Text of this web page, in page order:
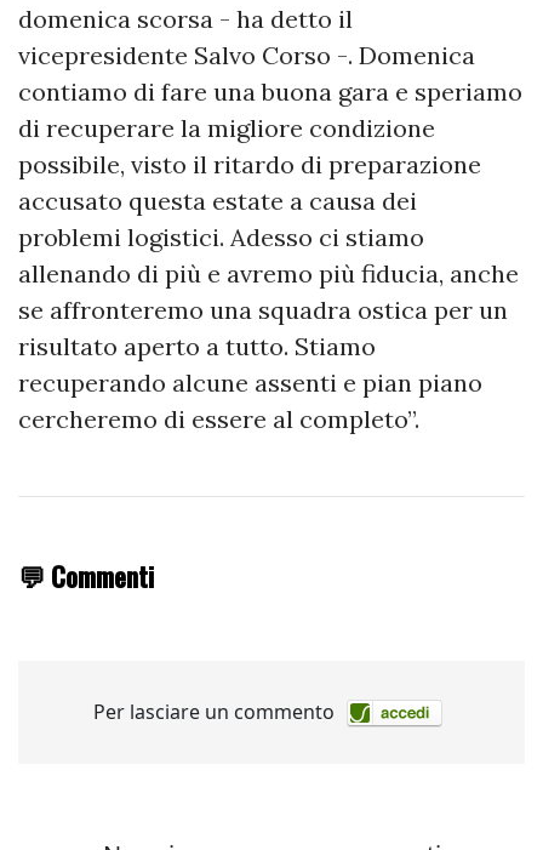
domenica scorsa - ha detto il
vicepresidente Salvo Corso -. Domenica
contiamo di fare una buona gara e speriamo
di recuperare la migliore condizione
possibile, visto il ritardo di preparazione
accusato questa estate a causa dei
problemi logistici. Adesso ci stiamo
allenando di più e avremo più fiducia, anche
se affronteremo una squadra ostica per un
risultato aperto a tutto. Stiamo
recuperando alcune assenti e pian piano
cercheremo di essere al completo”.
💬 Commenti